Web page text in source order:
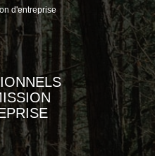
d'entreprise